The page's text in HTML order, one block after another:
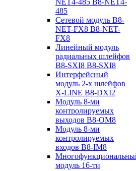
NET4-485 B8-NET4-
485
Сетевой модуль B8-
NET-FX8 B8-NET-
FX8
Линейный модуль
радиальных шлейфов
B8-SXI8 B8-SXI8
Интерфейсный
модуль 2-х шлейфов
X-LINE B8-DXI2
Модуль 8-ми
контролируемых
выходов B8-OM8
Модуль 8-ми
контролируемых
входов B8-IM8
модуль 16-ти